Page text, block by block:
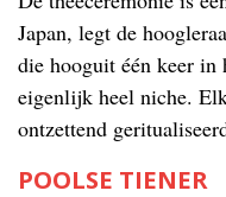
Japan, legt de
die hooguit één keer in
eigenlijk heel niche.
ontzettend
POOLSE TIENER